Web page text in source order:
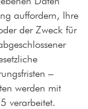
auffordern, Ihre
der Zweck für
–
werden mit
verarbeitet.